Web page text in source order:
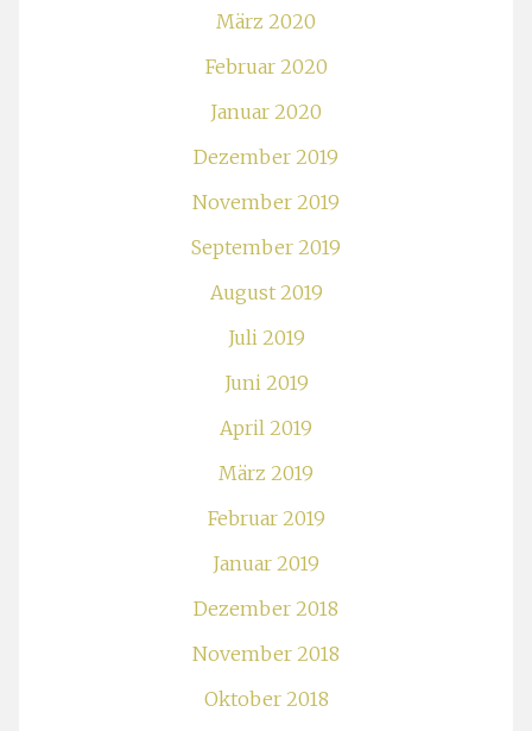
März 2020
Februar 2020
Januar 2020
Dezember 2019
November 2019
September 2019
August 2019
Juli 2019
Juni 2019
April 2019
März 2019
Februar 2019
Januar 2019
Dezember 2018
November 2018
Oktober 2018